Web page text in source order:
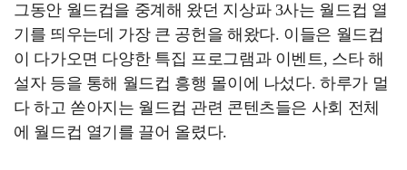
그동안 월드컵을 중계해 왔던 지상파 3사는 월드컵 열
기를 띄우는데 가장 큰 공헌을 해왔다. 이들은 월드컵
이 다가오면 다양한 특집 프로그램과 이벤트, 스타 해
설자 등을 통해 월드컵 흥행 몰이에 나섰다. 하루가 멀
다 하고 쏟아지는 월드컵 관련 콘텐츠들은 사회 전체
에 월드컵 열기를 끌어 올렸다.